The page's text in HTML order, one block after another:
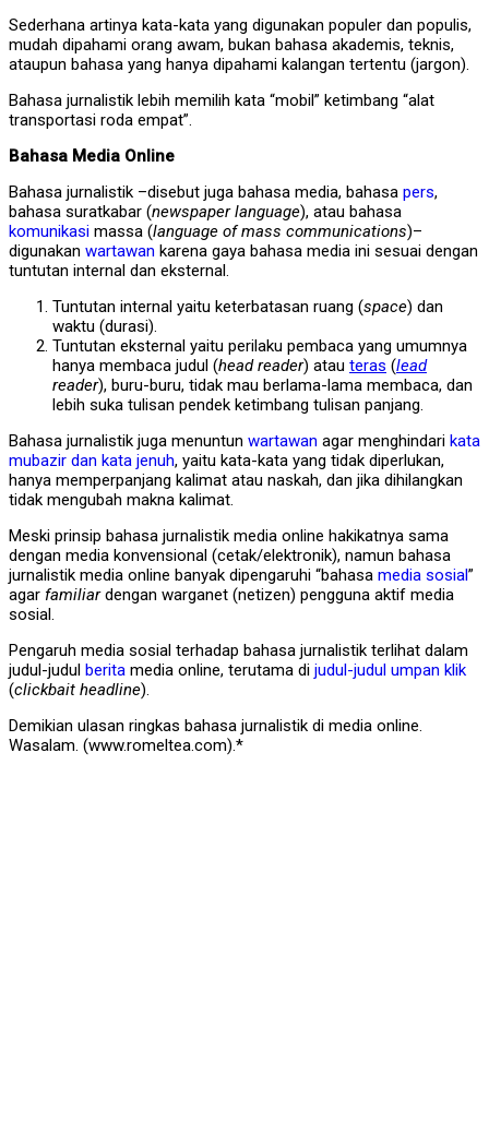
Sederhana artinya kata-kata yang digunakan populer dan populis,
mudah dipahami orang awam, bukan bahasa akademis, teknis,
ataupun bahasa yang hanya dipahami kalangan tertentu (jargon).
Bahasa jurnalistik lebih memilih kata “mobil” ketimbang “alat
transportasi roda empat”.
Bahasa Media Online
Bahasa jurnalistik –disebut juga bahasa media, bahasa pers,
bahasa suratkabar (newspaper language), atau bahasa
komunikasi massa (language of mass communications)–
digunakan wartawan karena gaya bahasa media ini sesuai dengan
tuntutan internal dan eksternal.
Tuntutan internal yaitu keterbatasan ruang (space) dan
waktu (durasi).
Tuntutan eksternal yaitu perilaku pembaca yang umumnya
hanya membaca judul (head reader) atau teras (lead
reader), buru-buru, tidak mau berlama-lama membaca, dan
lebih suka tulisan pendek ketimbang tulisan panjang.
Bahasa jurnalistik juga menuntun wartawan agar menghindari kata
mubazir dan kata jenuh, yaitu kata-kata yang tidak diperlukan,
hanya memperpanjang kalimat atau naskah, dan jika dihilangkan
tidak mengubah makna kalimat.
Meski prinsip bahasa jurnalistik media online hakikatnya sama
dengan media konvensional (cetak/elektronik), namun bahasa
jurnalistik media online banyak dipengaruhi “bahasa media sosial”
agar familiardengan warganet (netizen) pengguna aktif media
sosial.
Pengaruh media sosial terhadap bahasa jurnalistik terlihat dalam
judul-judul berita media online, terutama di judul-judul umpan klik
(clickbait headline).
Demikian ulasan ringkas bahasa jurnalistik di media online.
Wasalam. (www.romeltea.com).*